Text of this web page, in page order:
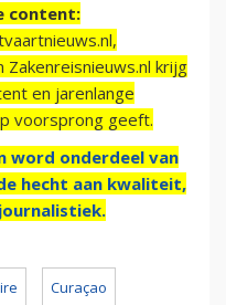
content:
Zakenreisnieuws.nl krijg
en jarenlange
voorsprong geeft.
word onderdeel van
hecht aan kwaliteit,
Curaçao